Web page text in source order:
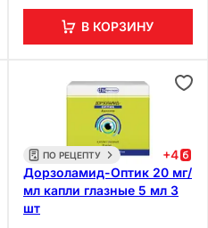
В КОРЗИНУ
ПО РЕЦЕПТУ +4
Дорзоламид-Оптик 20 мг/
мл капли глазные 5 мл 3
шт